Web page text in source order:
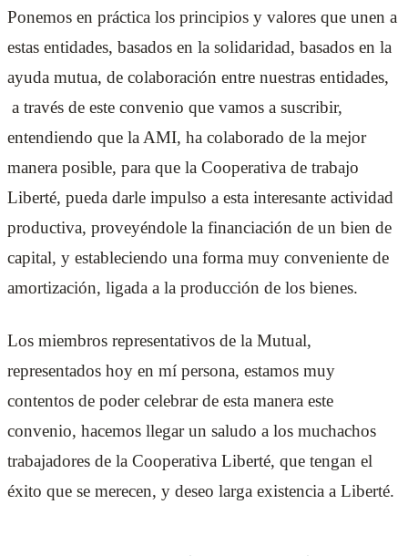
Ponemos en práctica los principios y valores que unen a
estas entidades, basados en la solidaridad, basados en la
ayuda mutua, de colaboración entre nuestras entidades,
a través de este convenio que vamos a suscribir,
entendiendo que la AMI, ha colaborado de la mejor
manera posible, para que la Cooperativa de trabajo
Liberté, pueda darle impulso a esta interesante actividad
productiva, proveyéndole la financiación de un bien de
capital, y estableciendo una forma muy conveniente de
amortización, ligada a la producción de los bienes.
Los miembros representativos de la Mutual,
representados hoy en mí persona, estamos muy
contentos de poder celebrar de esta manera este
convenio, hacemos llegar un saludo a los muchachos
trabajadores de la Cooperativa Liberté, que tengan el
éxito que se merecen, y deseo larga existencia a Liberté.